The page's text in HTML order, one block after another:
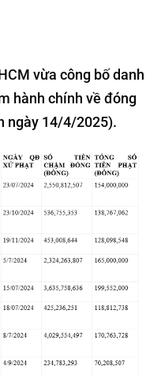
vừa công bố danh
hành chính về đóng
ngày 14/4/2025).